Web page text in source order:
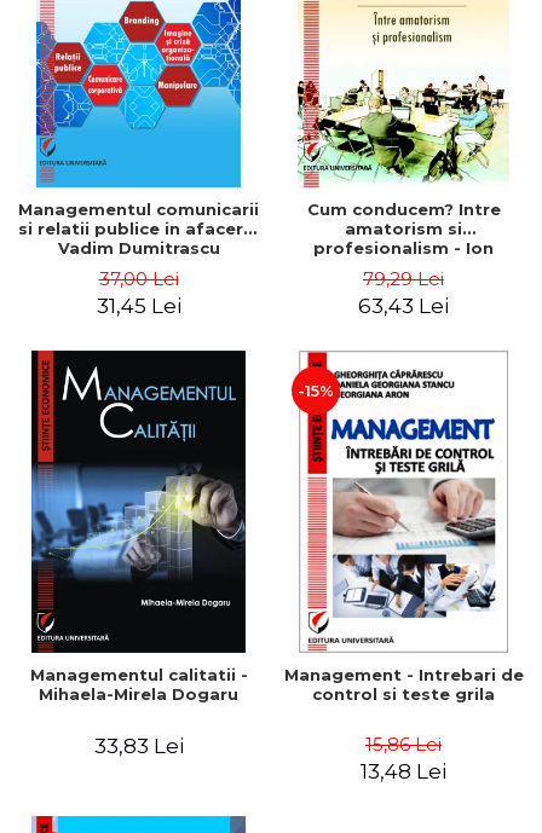
ADMINISTRATIVE
ȘTIINȚE ECONOMICE
ȘTIINȚE EXACTE
EDUCAȚIE FIZICĂ ȘI SPORT
PREUNIVERSITARIA
TIMP LIBER
ÎN CURS DE APARIȚIE
NOUTĂȚI
PACHETE DE STUDIU
PROMOȚIILE LUNII
ULTIMELE EXEMPLARE
Cum Cumpăr
Livrare
Politica de Retur
Formular de Retur
Distribuitori
Managementul comunicarii
si relatii publice in afaceri -
Vadim Dumitrascu
37,00 Lei
31,45 Lei
Cum conducem? Intre
amatorism si
profesionalism - Ion
79,29 Lei
63,43 Lei
Managementul calitatii -
Mihaela-Mirela Dogaru
33,83 Lei
-15%
Management - Intrebari de
control si teste grila
15,86 Lei
13,48 Lei